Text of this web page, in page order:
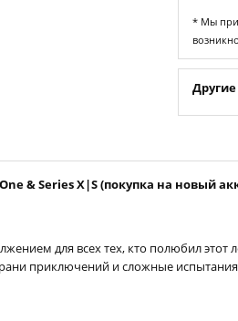
* Мы
& Series X|S (покупка на новый
для всех тех, кто полюбил
приключений и сложные